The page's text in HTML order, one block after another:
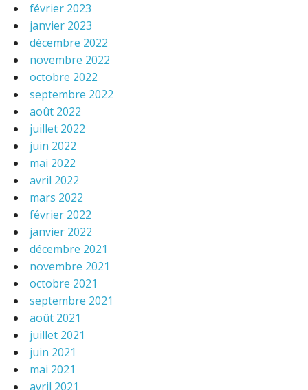
février 2023
janvier 2023
décembre 2022
novembre 2022
octobre 2022
septembre 2022
août 2022
juillet 2022
juin 2022
mai 2022
avril 2022
mars 2022
février 2022
janvier 2022
décembre 2021
novembre 2021
octobre 2021
septembre 2021
août 2021
juillet 2021
juin 2021
mai 2021
avril 2021